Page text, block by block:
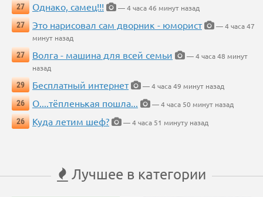
27
Однако, самец!!!
— 4 часа 46 минут назад
27
Это нарисовал сам дворник - юморист
— 4 часа 47
минут назад
27
Волга - машина для всей семьи
— 4 часа 48 минут
назад
29
Бесплатный интернет
— 4 часа 49 минут назад
26
О....тёпленькая пошла...
— 4 часа 50 минут назад
26
Куда летим шеф? — 4 часа 51 минуту назад
Лучшее в категории